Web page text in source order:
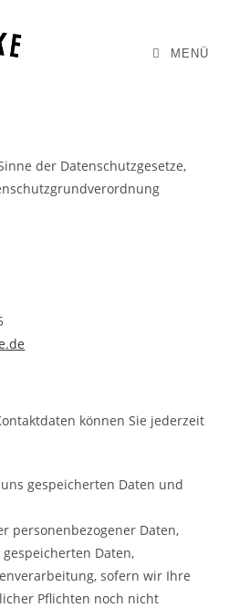
MENÜ
der Datenschutzgesetze,
können Sie jederzeit
gespeicherten Daten und
personenbezogener Daten,
Daten,
sofern wir Ihre
Pflichten noch nicht